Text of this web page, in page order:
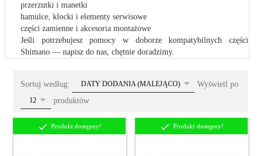
przerzutki i manetki
hamulce, klocki i elementy serwisowe
części zamienne i akcesoria montażowe
Jeśli potrzebujesz pomocy w doborze kompatybilnych części
Shimano — napisz do nas, chętnie doradzimy.
Sortuj według: sortDATY DODANIA (MALEJĄCO)
Wyświetl po
pop12 produktów
Produkt dostępny! Produkt dostępny!